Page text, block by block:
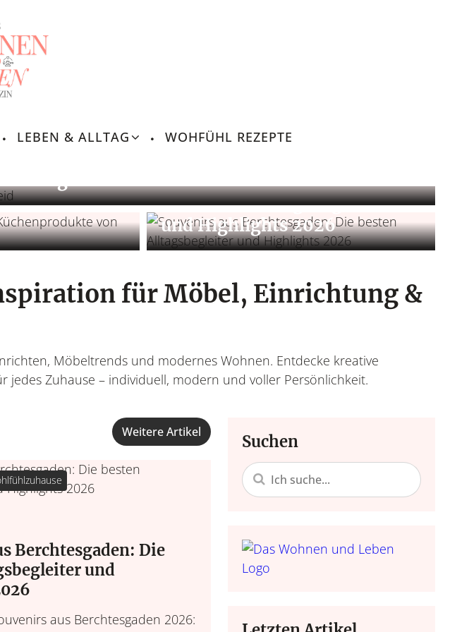
Wohnen & Einrichten
Wohnideen, Interior-Trends, Raumgestaltung,
LEBEN & ALLTAG
Leben & Lifestyle
WOHFÜHL REZEPTE
Souvenirs aus Berchtesgaden:
Die besten Alltagsbegleiter
und Highlights 2026
von Souvenir
für Möbel, Einrichtung &
Möbeltrends und modernes Wohnen. Entdecke kreative
jedes Zuhause – individuell, modern und voller Persönlichkeit.
Weitere Artikel
Berchtesgaden: Die
und
aus Berchtesgaden 2026:
Suchen